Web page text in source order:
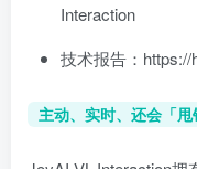
Interaction
技术报告：https://
主动、实时、还会「甩